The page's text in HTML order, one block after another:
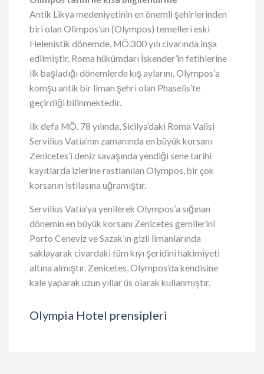
Antik Likya medeniyetinin en önemli şehirlerinden
biri olan Olimpos’un (Olympos) temelleri eski
Helenistik dönemde, MÖ.300 yılı civarında inşa
edilmiştir. Roma hükümdarı İskender’in fetihlerine
ilk başladığı dönemlerde kış aylarını, Olympos’a
komşu antik bir liman şehri olan Phaselis’te
geçirdiği bilinmektedir.
ilk defa MÖ. 78 yılında, Sicilya’daki Roma Valisi
Servilius Vatia’nın zamanında en büyük korsanı
Zenicetes’i deniz savaşında yendiği sene tarihi
kayıtlarda izlerine rastlanılan Olympos, bir çok
korsanın istilasına uğramıştır.
Servilius Vatia’ya yenilerek Olympos’a sığınan
dönemin en büyük korsanı Zenicetes gemilerini
Porto Ceneviz ve Sazak’ın gizli limanlarında
saklayarak civardaki tüm kıyı şeridini hakimiyeti
altına almıştır. Zenicetes, Olympos’da kendisine
kale yaparak uzun yıllar üs olarak kullanmıştır.
Olympia Hotel prensipleri